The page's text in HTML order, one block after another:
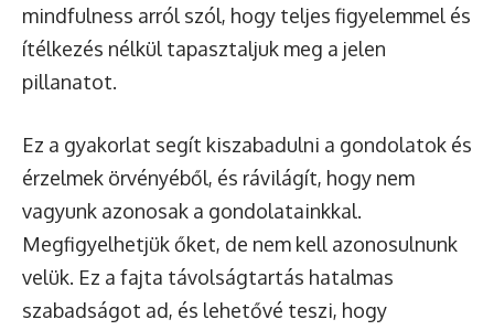
mindfulness arról szól, hogy teljes figyelemmel és
ítélkezés nélkül tapasztaljuk meg a jelen
pillanatot.
Ez a gyakorlat segít kiszabadulni a gondolatok és
érzelmek örvényéből, és rávilágít, hogy nem
vagyunk azonosak a gondolatainkkal.
Megfigyelhetjük őket, de nem kell azonosulnunk
velük. Ez a fajta távolságtartás hatalmas
szabadságot ad, és lehetővé teszi, hogy